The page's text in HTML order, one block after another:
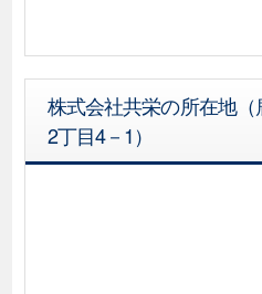
株式会社共栄の所在地
2丁目4－1）